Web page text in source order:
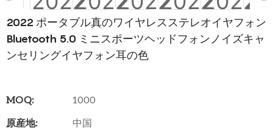
2022 ポータブル真のワイヤレスステレオイヤフォン
Bluetooth 5.0 ミニスポーツヘッドフォンノイズキャ
ンセリングイヤフォン耳の色
MOQ:
1000
原産地:
中国